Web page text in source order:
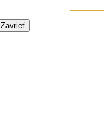
Zavrieť